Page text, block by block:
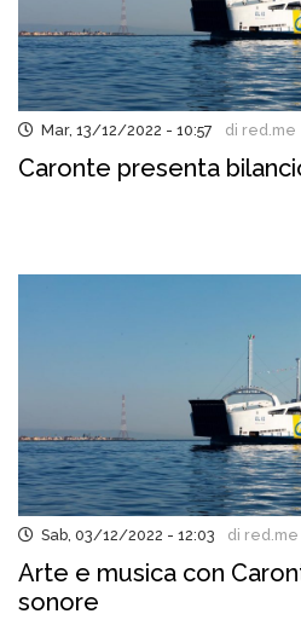
Mar, 13/12/2022 - 10:57 di red.me
Caronte presenta
Sab, 03/12/2022 - 12:03 di red.me
Arte e musica con
sonore